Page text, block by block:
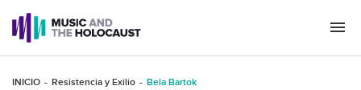
INICIO Resistencia y Exilio Bela Bartok